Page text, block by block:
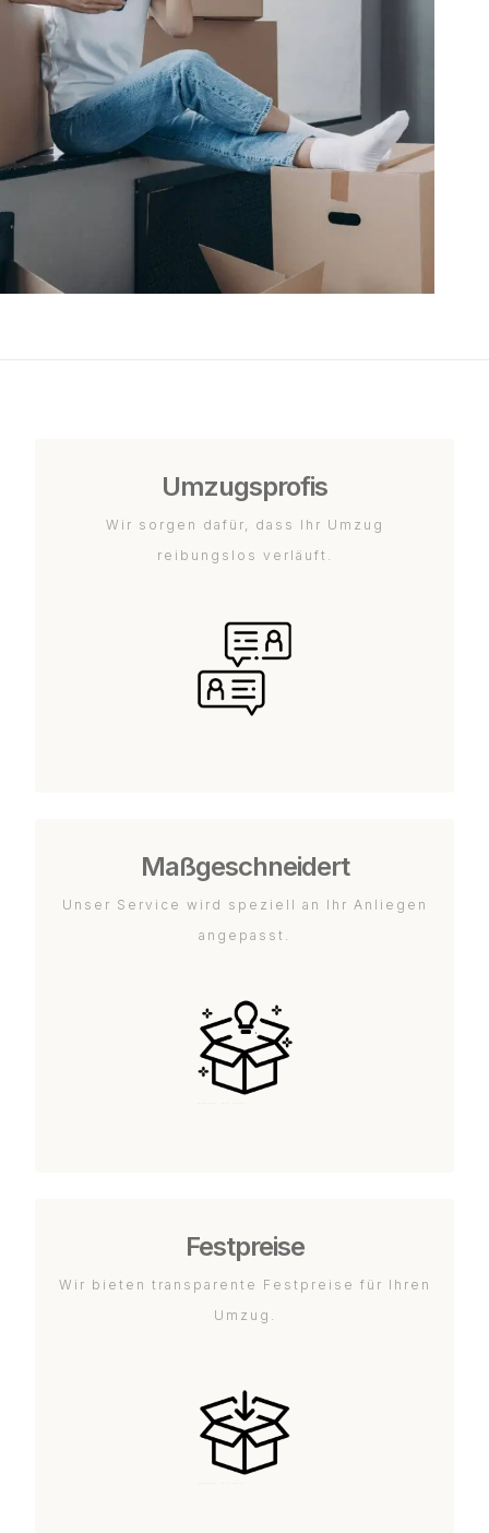
Umzugsprofis
Wir sorgen dafür, dass Ihr Umzug
reibungslos verläuft.
Maßgeschneidert
Unser Service wird speziell an Ihr Anliegen
angepasst.
Festpreise
Wir bieten transparente Festpreise für Ihren
Umzug.